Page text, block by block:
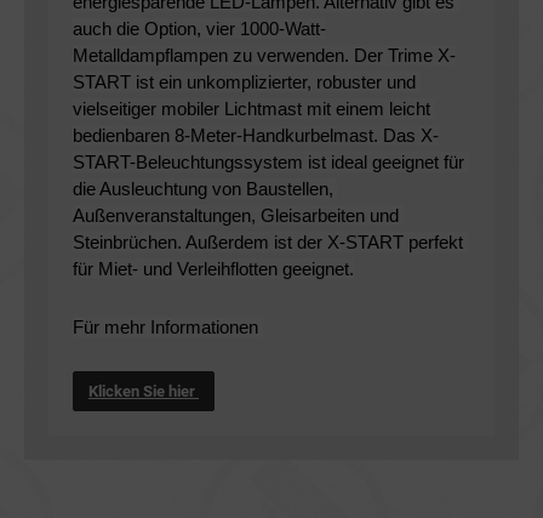
auch die Option, vier 1000-Watt-
Metalldampflampen zu verwenden. Der Trime X-
START ist ein unkomplizierter, robuster und
vielseitiger mobiler Lichtmast mit einem leicht
bedienbaren 8-Meter-Handkurbelmast. Das X-
START-Beleuchtungssystem ist ideal geeignet für
die Ausleuchtung von Baustellen,
Außenveranstaltungen, Gleisarbeiten und
Steinbrüchen. Außerdem ist der X-START perfekt
für Miet- und Verleihflotten geeignet.
Für mehr Informationen
Klicken Sie hier